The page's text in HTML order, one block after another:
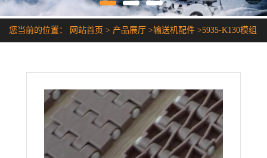
产品展厅
证书荣誉
您当前的位置： 网站首页 > 产品展厅 >输送机配件 >5935-K130模组